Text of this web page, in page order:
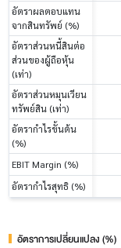
อัตราผลตอบแทน
จากสินทรัพย์ (%)
อัตราส่วนหนี้สินต่อ
ส่วนของผู้ถือหุ้น
(เท่า)
อัตราส่วนหมุนเวียน
ทรัพย์สิน (เท่า)
อัตรากำไรขั้นต้น
(%)
EBIT Margin (%)
อัตรากำไรสุทธิ (%)
อัตราการเปลี่ยนแปลง (%)